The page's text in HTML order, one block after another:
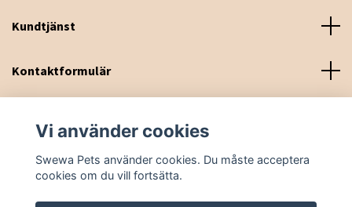
Kundtjänst
Kontaktformulär
Vi använder cookies
Swewa Pets använder cookies. Du måste acceptera
cookies om du vill fortsätta.